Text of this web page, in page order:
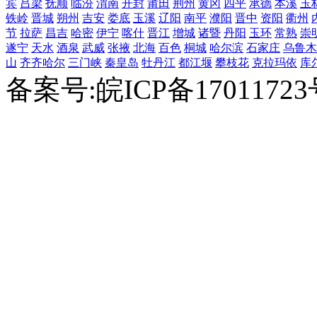
宾 吕梁 抚顺 临汾 渭南 开封 莆田 荆州 黄冈 四平 承德 本溪 玉
铁岭 晋城 朔州 吉安 娄底 玉溪 辽阳 南平 濮阳 晋中 资阳 衢州
节 拉萨 昌吉 哈密 伊宁 喀什 晋江 增城 诸暨 丹阳 玉环 常熟 崇
遂宁 天水 酒泉 武威 张掖 北海 百色 桐城 哈尔滨 石家庄 乌鲁
山 齐齐哈尔 三门峡 秦皇岛 牡丹江 都江堰 攀枝花 克拉玛依 库
备案号:皖ICP备